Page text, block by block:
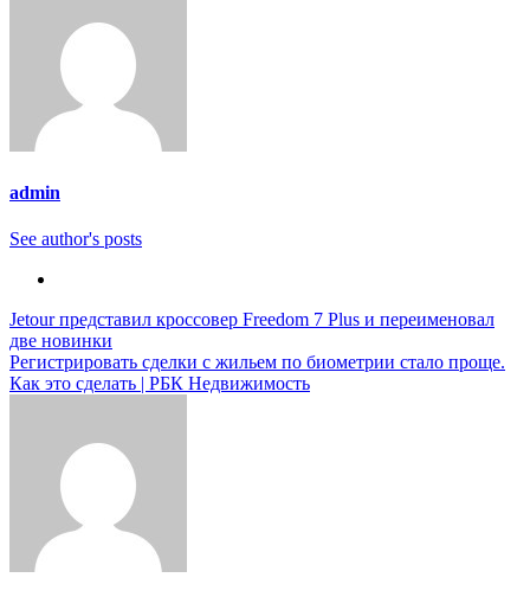
admin
See author's posts
Навигация
по
записям
Jetour представил кроссовер Freedom 7 Plus и переименовал
две новинки
Регистрировать сделки с жильем по биометрии стало проще.
Как это сделать | РБК Недвижимость